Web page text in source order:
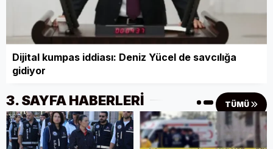
Dijital kumpas iddiası: Deniz Yücel de savcılığa
gidiyor
3. SAYFA HABERLERİ TÜMÜ